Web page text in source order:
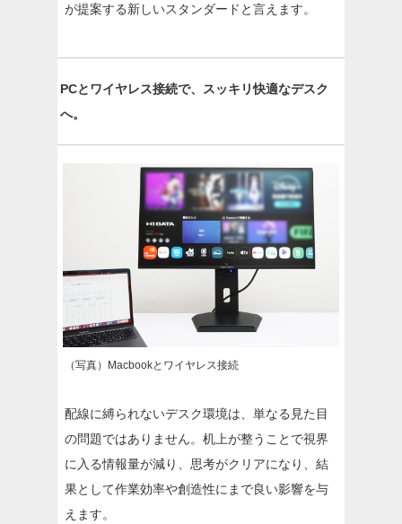
が提案する新しいスタンダードと言えます。
PCとワイヤレス接続で、スッキリ快適なデスク
へ。
（写真）Macbookとワイヤレス接続
配線に縛られないデスク環境は、単なる見た目
の問題ではありません。机上が整うことで視界
に入る情報量が減り、思考がクリアになり、結
果として作業効率や創造性にまで良い影響を与
えます。